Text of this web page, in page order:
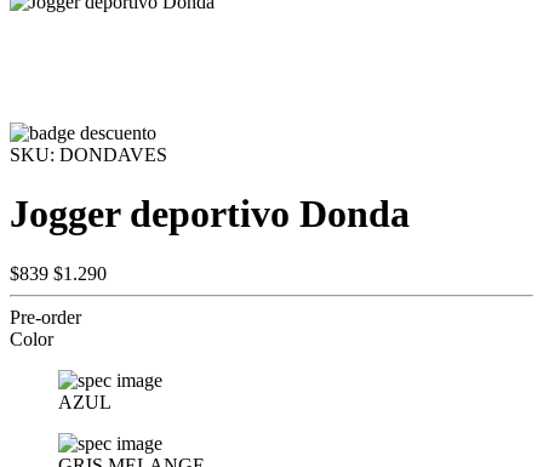
SKU: DONDAVES
Jogger deportivo Donda
$839 $1.290
Pre-order
Color
AZUL